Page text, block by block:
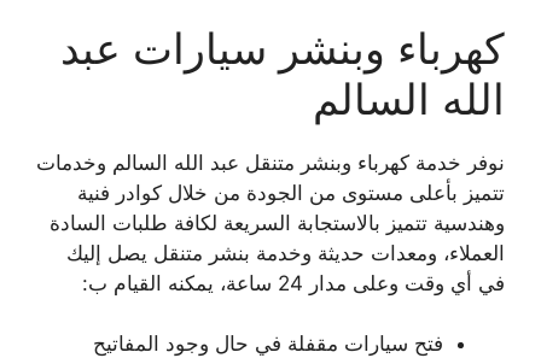
كهرباء وبنشر سيارات عبد
الله السالم
نوفر خدمة كهرباء وبنشر متنقل عبد الله السالم وخدمات
تتميز بأعلى مستوى من الجودة من خلال كوادر فنية
وهندسية تتميز بالاستجابة السريعة لكافة طلبات السادة
العملاء، ومعدات حديثة وخدمة بنشر متنقل يصل إليك
في أي وقت وعلى مدار 24 ساعة، يمكنه القيام ب:
فتح سيارات مقفلة في حال وجود المفاتيح